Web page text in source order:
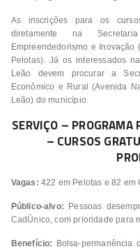
As inscrições para os
diretamente na
Empreendedorismo e
Pelotas). Já os interessados
Leão devem procurar a
Econômico e Rural (Avenida
Leão) do município.
SERVIÇO – PROGRAMA
– CURSOS
Vagas: 422 em Pelotas e 82 em
Público-alvo: Pessoas
CadÚnico, com prioridade para
Benefício: Bolsa-permanência